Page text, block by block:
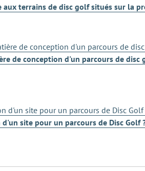
terrains de disc golf situés sur la
de conception d'un parcours de disc
site pour un parcours de Disc Golf